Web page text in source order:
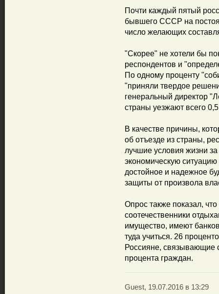
Почти каждый пятый
бывшего СССР на
число желающих
"Скорее" не хотели бы
респондентов и
По одному проценту
"приняли твердое
генеральный директор
страны уезжают всего
В качестве причины,
об отъезде из страны,
лучшие условия жизни
экономическую
достойное и надежное
защиты от произвола
Опрос также показал,
соотечественники
имущество, имеют
туда учиться. 26
Россияне, связывающие
процента граждан.
Guest, 19.07.2016 в 13:29